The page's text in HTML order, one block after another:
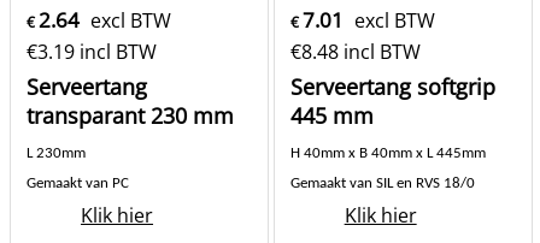
€2.64 excl BTW
€3.19 incl BTW
Serveertang
transparant 230 mm
L 230mm
Gemaakt van PC
Klik hier
€7.01 excl BTW
€8.48 incl BTW
Serveertang softgrip
445 mm
H 40mm x B 40mm x L 445mm
Gemaakt van SIL en RVS 18/0
Klik hier